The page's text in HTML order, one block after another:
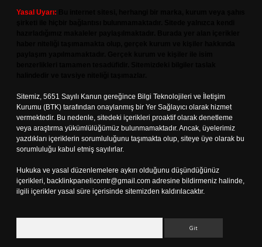
Yasal Uyarı:
Sitemiz, 5651 Sayılı Kanun gereğince Bilgi Teknolojileri ve İletişim
Kurumu (BTK) tarafından onaylanmış bir Yer Sağlayıcı olarak hizmet
vermektedir. Bu nedenle, sitedeki içerikleri proaktif olarak denetleme
veya araştırma yükümlülüğümüz bulunmamaktadır. Ancak, üyelerimiz
yazdıkları içeriklerin sorumluluğunu taşımakta olup, siteye üye olarak bu
sorumluluğu kabul etmiş sayılırlar.
Hukuka ve yasal düzenlemelere aykırı olduğunu düşündüğünüz
içerikleri, backlinkpanelicomtr@gmail.com adresine bildirmeniz halinde,
ilgili içerikler yasal süre içerisinde sitemizden kaldırılacaktır.